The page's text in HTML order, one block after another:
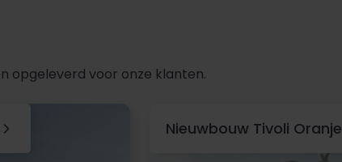
opgeleverd voor onze klanten.
Nieuwbouw Tivoli Oranje